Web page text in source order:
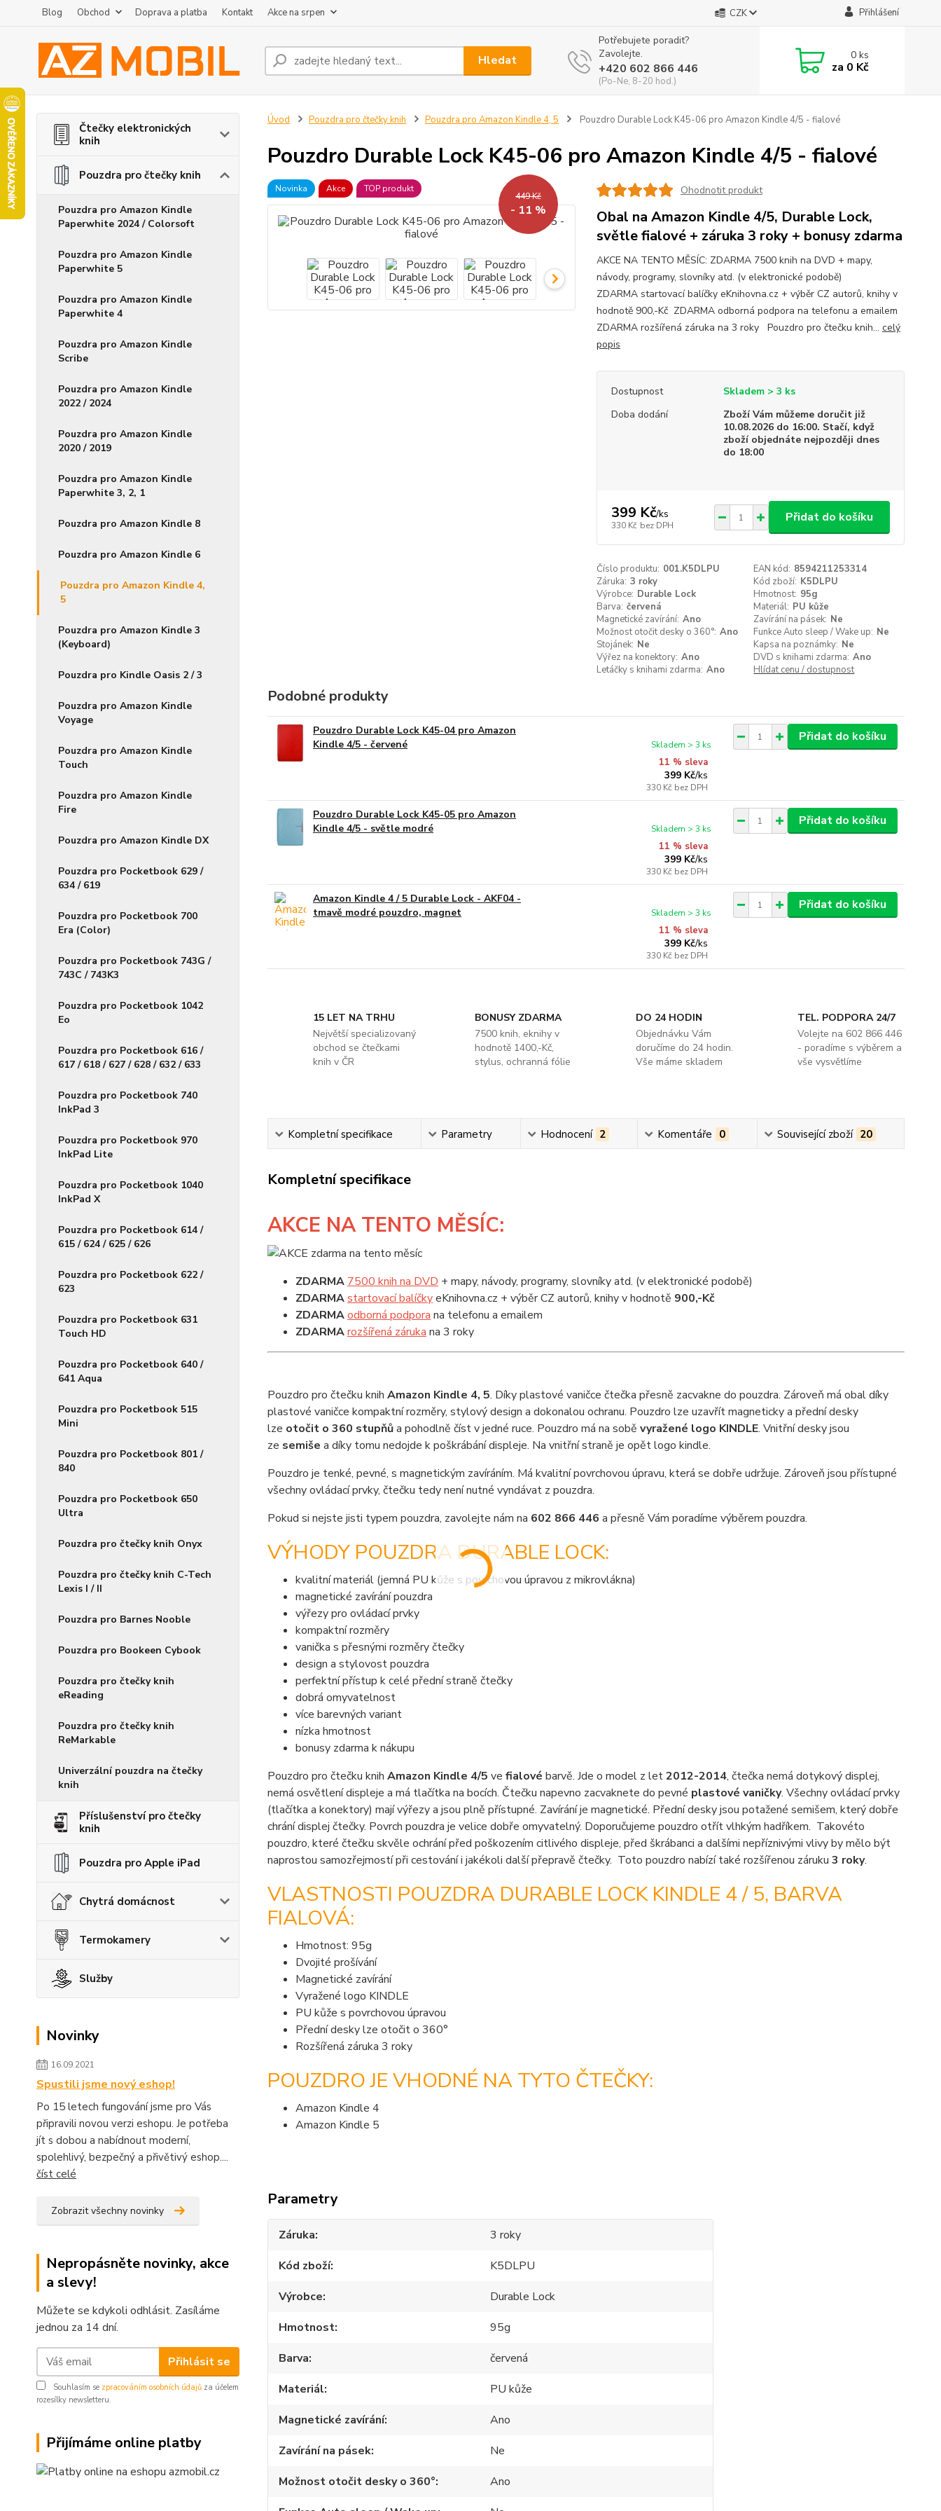
Blog Obchod Doprava a platba Kontakt Akce na srpen CZK Přihlášení
Hledat
Potřebujete poradit?
Zavolejte.
+420 602 866 446
(Po-Ne, 8-20 hod.)
0ks
za 0 Kč
Čtečky elektronických
knih
Pouzdra pro čtečky knih
Pouzdra pro Amazon Kindle
Paperwhite 2024 / Colorsoft
Pouzdra pro Amazon Kindle
Paperwhite 5
Pouzdra pro Amazon Kindle
Paperwhite 4
Pouzdra pro Amazon Kindle
Scribe
Pouzdra pro Amazon Kindle
2022 / 2024
Pouzdra pro Amazon Kindle
2020 / 2019
Pouzdra pro Amazon Kindle
Paperwhite 3, 2, 1
Pouzdra pro Amazon Kindle 8
Pouzdra pro Amazon Kindle 6
Pouzdra pro Amazon Kindle 4,
5
Pouzdra pro Amazon Kindle 3
(Keyboard)
Pouzdra pro Kindle Oasis 2 / 3
Pouzdra pro Amazon Kindle
Voyage
Pouzdra pro Amazon Kindle
Touch
Pouzdra pro Amazon Kindle
Fire
Pouzdra pro Amazon Kindle DX
Pouzdra pro Pocketbook 629 /
634 / 619
Pouzdra pro Pocketbook 700
Era (Color)
Pouzdra pro Pocketbook 743G /
743C / 743K3
Pouzdra pro Pocketbook 1042
Eo
Pouzdra pro Pocketbook 616 /
617 / 618 / 627 / 628 / 632 / 633
Pouzdra pro Pocketbook 740
InkPad 3
Pouzdra pro Pocketbook 970
InkPad Lite
Pouzdra pro Pocketbook 1040
InkPad X
Pouzdra pro Pocketbook 614 /
615 / 624 / 625 / 626
Pouzdra pro Pocketbook 622 /
623
Pouzdra pro Pocketbook 631
Touch HD
Pouzdra pro Pocketbook 640 /
641 Aqua
Pouzdra pro Pocketbook 515
Mini
Pouzdra pro Pocketbook 801 /
840
Pouzdra pro Pocketbook 650
Ultra
Pouzdra pro čtečky knih Onyx
Pouzdra pro čtečky knih C-Tech
Lexis I / II
Pouzdra pro Barnes Nooble
Pouzdra pro Bookeen Cybook
Pouzdra pro čtečky knih
eReading
Pouzdra pro čtečky knih
ReMarkable
Univerzální pouzdra na čtečky
knih
Příslušenství pro čtečky
knih
Pouzdra pro Apple iPad
Chytrá domácnost
Termokamery
Služby
Novinky
16.09.2021
Spustili jsme nový eshop!
Po 15 letech fungování jsme pro Vás
připravili novou verzi eshopu. Je potřeba
jít s dobou a nabídnout moderní,
spolehlivý, bezpečný a přivětivý eshop....
číst celé
Zobrazit všechny novinky
Nepropásněte novinky, akce
a slevy!
Můžete se kdykoli odhlásit. Zasíláme
jednou za 14 dní.
Přihlásit se
Souhlasím se zpracováním osobních údajů za účelem
rozesílky newsletteru.
Přijímáme online platby
Úvod Pouzdra pro čtečky knih Pouzdra pro Amazon Kindle 4, 5 Pouzdro Durable Lock K45-06 pro Amazon Kindle 4/5 - fialové
Pouzdro Durable Lock K45-06 pro Amazon Kindle 4/5 - fialové
Novinka Akce TOP produkt
449 Kč
- 11 %
Ohodnotit produkt
Obal na Amazon Kindle 4/5, Durable Lock,
světle fialové + záruka 3 roky + bonusy zdarma
AKCE NA TENTO MĚSÍC: ZDARMA 7500 knih na DVD + mapy,
návody, programy, slovníky atd. (v elektronické podobě)
ZDARMA startovací balíčky eKnihovna.cz + výběr CZ autorů, knihy v
hodnotě 900,-Kč ZDARMA odborná podpora na telefonu a emailem
ZDARMA rozšířená záruka na 3 roky Pouzdro pro čtečku knih... celý
popis
Dostupnost
Skladem > 3 ks
Doba dodání
Zboží Vám můžeme doručit již
10.08.2026 do 16:00. Stačí, když
zboží objednáte nejpozději dnes
do 18:00
399 Kč/ks
330 Kč bez DPH
Přidat do košíku
Číslo produktu: 001.K5DLPU EAN kód: 8594211253314
Záruka: 3 roky Kód zboží: K5DLPU
Výrobce: Durable Lock Hmotnost: 95g
Barva: červená Materiál: PU kůže
Magnetické zavírání: Ano Zavírání na pásek: Ne
Možnost otočit desky o 360°: Ano Funkce Auto sleep / Wake up: Ne
Stojánek: Ne Kapsa na poznámky: Ne
Výřez na konektory: Ano DVD s knihami zdarma: Ano
Letáčky s knihami zdarma: Ano Hlídat cenu / dostupnost
Podobné produkty
Pouzdro Durable Lock K45-04 pro Amazon
Kindle 4/5 - červené
11 % sleva
399 Kč/ks
330 Kč bez DPH
Skladem > 3 ks
Přidat do košíku
Pouzdro Durable Lock K45-05 pro Amazon
Kindle 4/5 - světle modré
11 % sleva
399 Kč/ks
330 Kč bez DPH
Skladem > 3 ks
Přidat do košíku
Amazon Kindle 4 / 5 Durable Lock - AKF04 -
tmavě modré pouzdro, magnet
11 % sleva
399 Kč/ks
330 Kč bez DPH
Skladem > 3 ks
Přidat do košíku
15 LET NA TRHU
Největší specializovaný
obchod se čtečkami
knih v ČR
BONUSY ZDARMA
7500 knih, eknihy v
hodnotě 1400,-Kč,
stylus, ochranná fólie
DO 24 HODIN
Objednávku Vám
doručíme do 24 hodin.
Vše máme skladem
TEL. PODPORA 24/7
Volejte na 602 866 446
- poradíme s výběrem a
vše vysvětlíme
Kompletní specifikace Parametry Hodnocení 2 Komentáře 0 Související zboží 20
Kompletní specifikace
AKCE NA TENTO MĚSÍC:
ZDARMA 7500 knih na DVD + mapy, návody, programy, slovníky atd. (v elektronické podobě)
ZDARMAstartovací balíčkyeKnihovna.cz + výběr CZ autorů, knihy v hodnotě 900,-Kč
ZDARMAodborná podpora na telefonu a emailem
ZDARMArozšířená záruka na 3 roky
Pouzdro pro čtečku knih Amazon Kindle 4, 5. Díky plastové vaničce čtečka přesně zacvakne do pouzdra. Zároveň má obal díky
plastové vaničce kompaktní rozměry, stylový design a dokonalou ochranu. Pouzdro lze uzavřít magneticky a přední desky
lze otočit o 360 stupňůa pohodlně číst v jedné ruce. Pouzdro má na sobě vyražené logo KINDLE. Vnitřní desky jsou
ze semiše a díky tomu nedojde k poškrábání displeje. Na vnitřní straně je opět logo kindle.
Pouzdro je tenké, pevné, s magnetickým zavíráním. Má kvalitní povrchovou úpravu, která se dobře udržuje. Zároveň jsou přístupné
všechny ovládací prvky, čtečku tedy není nutné vyndávat z pouzdra.
Pokud si nejste jisti typem pouzdra, zavolejte nám na 602 866 446 a přesně Vám poradíme výběrem pouzdra.
VÝHODY POUZDRA DURABLE LOCK:
kvalitní materiál (jemná PU kůže s povrchovou úpravou z mikrovlákna)
magnetické zavírání pouzdra
výřezy pro ovládací prvky
kompaktní rozměry
vanička s přesnými rozměry čtečky
design a stylovost pouzdra
perfektní přístup k celé přední straně čtečky
dobrá omyvatelnost
více barevných variant
nízka hmotnost
bonusy zdarma k nákupu
Pouzdro pro čtečku knih Amazon Kindle 4/5 ve fialové barvě. Jde o model z let2012-2014, čtečka nemá dotykový displej,
nemá osvětlení displeje a má tlačítka na bocích. Čtečku napevno zacvaknete do pevné plastové vaničky. Všechny ovládací prvky
(tlačítka a konektory) mají výřezy a jsou plně přístupné. Zavírání je magnetické. Přední desky jsou potažené semišem, který dobře
chrání displej čtečky. Povrch pouzdra je velice dobře omyvatelný. Doporučujeme pouzdro otřít vlhkým hadříkem. Takovéto
pouzdro, které čtečku skvěle ochrání před poškozením citlivého displeje, před škrábanci a dalšími nepříznivými vlivy by mělo být
naprostou samozřejmostí při cestování i jakékoli další přepravě čtečky. Toto pouzdro nabízí také rozšířenou záruku 3 roky.
VLASTNOSTI POUZDRA DURABLE LOCK KINDLE 4 / 5, BARVA
FIALOVÁ:
Hmotnost: 95g
Dvojité prošívání
Magnetické zavírání
Vyražené logo KINDLE
PU kůže s povrchovou úpravou
Přední desky lze otočit o 360°
Rozšířená záruka 3 roky
POUZDRO JE VHODNÉ NA TYTO ČTEČKY:
Amazon Kindle 4
Amazon Kindle 5
Parametry
Záruka
3 roky
Kód zboží
K5DLPU
Výrobce
Durable Lock
Hmotnost
95g
Barva
červená
Materiál
PU kůže
Magnetické zavírání
Ano
Zavírání na pásek
Ne
Možnost otočit desky o 360°
Ano